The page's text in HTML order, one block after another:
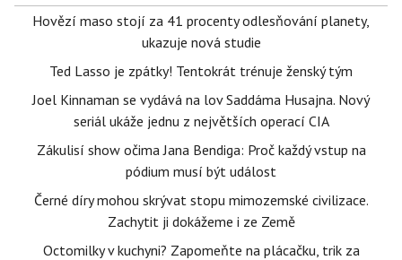
Hovězí maso stojí za 41 procenty odlesňování planety,
ukazuje nová studie
Ted Lasso je zpátky! Tentokrát trénuje ženský tým
Joel Kinnaman se vydává na lov Saddáma Husajna. Nový
seriál ukáže jednu z největších operací CIA
Zákulisí show očima Jana Bendiga: Proč každý vstup na
pódium musí být událost
Černé díry mohou skrývat stopu mimozemské civilizace.
Zachytit ji dokážeme i ze Země
Octomilky v kuchyni? Zapomeňte na plácačku, trik za